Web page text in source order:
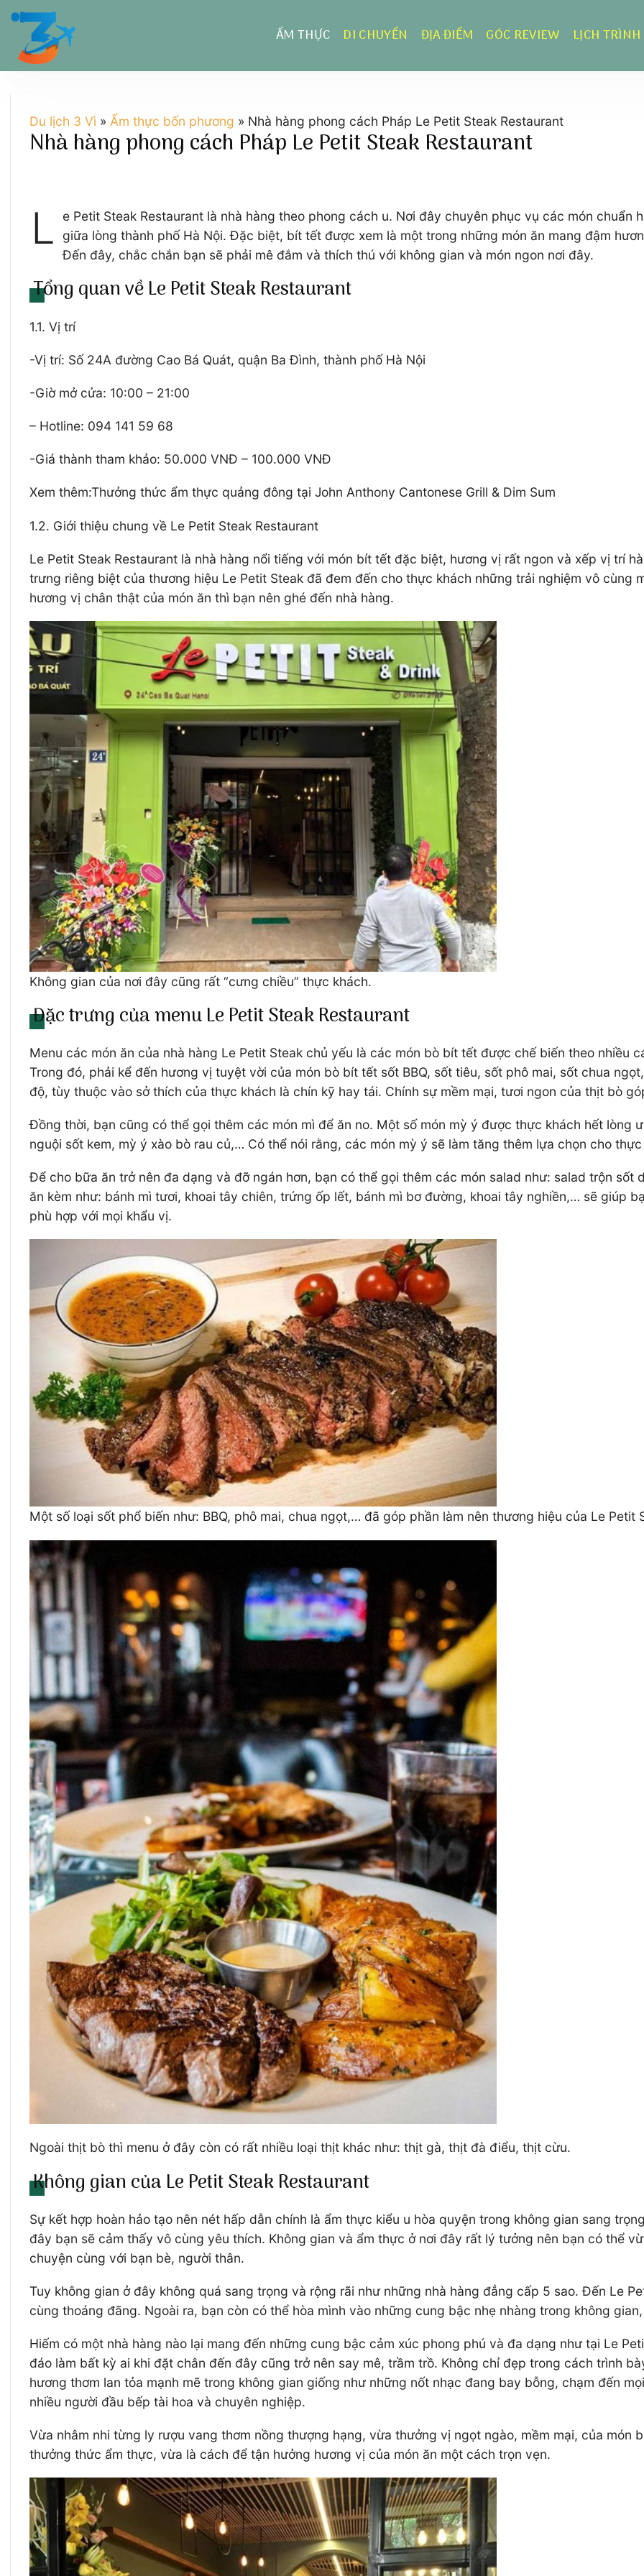
Chuyển
dung
ẨM THỰC DI CHUYỂN ĐỊA ĐIỂM GÓC REVIEW LỊCH TRÌNH
Du lịch 3 Vì » Ẩm thực bốn phương » Nhà hàng phong cách Pháp Le Petit Steak Restaurant
Nhà hàng phong cách Pháp Le Petit Steak Restaurant
L
e Petit Steak Restaurant là nhà hàng theo phong cách u. Nơi đây chuyên phục vụ các món chuẩn
giữa lòng thành phố Hà Nội. Đặc biệt, bít tết được xem là một trong những món ăn mang đậm
Đến đây, chắc chắn bạn sẽ phải mê đắm và thích thú với không gian và món ngon nơi đây.
Tổng quan về Le Petit Steak Restaurant
1.1. Vị trí
-Vị trí: Số 24A đường Cao Bá Quát, quận Ba Đình, thành phố Hà Nội
-Giờ mở cửa: 10:00 – 21:00
– Hotline: 094 141 59 68
-Giá thành tham khảo: 50.000 VNĐ – 100.000 VNĐ
Xem thêm:Thưởng thức ẩm thực quảng đông tại John Anthony Cantonese Grill & Dim Sum
1.2. Giới thiệu chung về Le Petit Steak Restaurant
Le Petit Steak Restaurant là nhà hàng nổi tiếng với món bít tết đặc biệt, hương vị rất ngon và xếp vị trí
trưng riêng biệt của thương hiệu Le Petit Steak đã đem đến cho thực khách những trải nghiệm vô cùng
hương vị chân thật của món ăn thì bạn nên ghé đến nhà hàng.
Không gian của nơi đây cũng rất “cưng chiều” thực khách.
Đặc trưng của menu Le Petit Steak Restaurant
Menu các món ăn của nhà hàng Le Petit Steak chủ yếu là các món bò bít tết được chế biến theo nhiều
Trong đó, phải kể đến hương vị tuyệt vời của món bò bít tết sốt BBQ, sốt tiêu, sốt phô mai, sốt chua
độ, tùy thuộc vào sở thích của thực khách là chín kỹ hay tái. Chính sự mềm mại, tươi ngon của thịt bò
Đồng thời, bạn cũng có thể gọi thêm các món mì để ăn no. Một số món mỳ ý được thực khách hết lòng
nguội sốt kem, mỳ ý xào bò rau củ,… Có thể nói rằng, các món mỳ ý sẽ làm tăng thêm lựa chọn cho
Để cho bữa ăn trở nên đa dạng và đỡ ngán hơn, bạn có thể gọi thêm các món salad như: salad trộn
ăn kèm như: bánh mì tươi, khoai tây chiên, trứng ốp lết, bánh mì bơ đường, khoai tây nghiền,… sẽ giúp
phù hợp với mọi khẩu vị.
Một số loại sốt phổ biến như: BBQ, phô mai, chua ngọt,… đã góp phần làm nên thương hiệu của Le Petit
Ngoài thịt bò thì menu ở đây còn có rất nhiều loại thịt khác như: thịt gà, thịt đà điểu, thịt cừu.
Không gian của Le Petit Steak Restaurant
Sự kết hợp hoàn hảo tạo nên nét hấp dẫn chính là ẩm thực kiểu u hòa quyện trong không gian sang
đây bạn sẽ cảm thấy vô cùng yêu thích. Không gian và ẩm thực ở nơi đây rất lý tưởng nên bạn có thể
chuyện cùng với bạn bè, người thân.
Tuy không gian ở đây không quá sang trọng và rộng rãi như những nhà hàng đẳng cấp 5 sao. Đến Le
cùng thoáng đãng. Ngoài ra, bạn còn có thể hòa mình vào những cung bậc nhẹ nhàng trong không
Hiếm có một nhà hàng nào lại mang đến những cung bậc cảm xúc phong phú và đa dạng như tại Le
đáo làm bất kỳ ai khi đặt chân đến đây cũng trở nên say mê, trầm trồ. Không chỉ đẹp trong cách trình
hương thơm lan tỏa mạnh mẽ trong không gian giống như những nốt nhạc đang bay bỗng, chạm đến
nhiều người đầu bếp tài hoa và chuyên nghiệp.
Vừa nhâm nhi từng ly rượu vang thơm nồng thượng hạng, vừa thưởng vị ngọt ngào, mềm mại, của món
thưởng thức ẩm thực, vừa là cách để tận hưởng hương vị của món ăn một cách trọn vẹn.